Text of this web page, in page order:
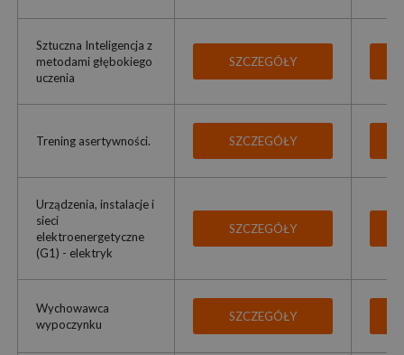
Sztuczna Inteligencja z
metodami głębokiego
uczenia
SZCZEGÓŁY
Trening asertywności. SZCZEGÓŁY
Urządzenia, instalacje i
sieci
elektroenergetyczne
(G1) - elektryk
SZCZEGÓŁY
Wychowawca
wypoczynku
SZCZEGÓŁY